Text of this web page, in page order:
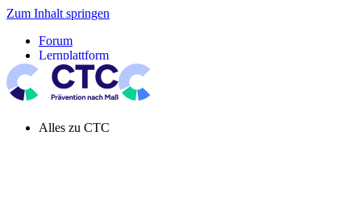
Zum Inhalt springen
Forum
Lernplattform
Pressespiegel
Newsletter
Systemeinstellung aktiv
Alles zu CTC